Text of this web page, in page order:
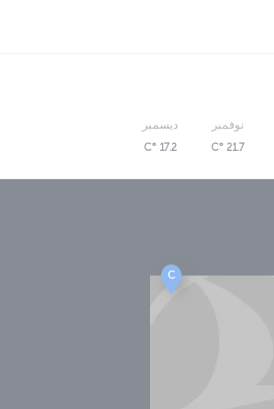
نوفمبر
21.7 °C
ديسمبر
17.2 °C
C